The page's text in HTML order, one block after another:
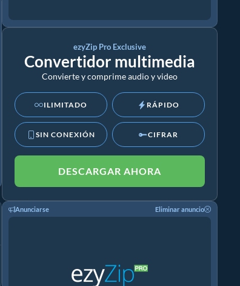
ezyZip Pro Exclusive
Convertidor multimedia
Convierte y comprime audio y video
ILIMITADO RÁPIDO
SIN CONEXIÓN CIFRAR
DESCARGAR AHORA
Anunciarse Eliminar anuncio